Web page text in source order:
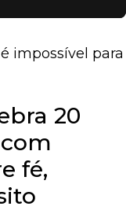
para os
20
fé,